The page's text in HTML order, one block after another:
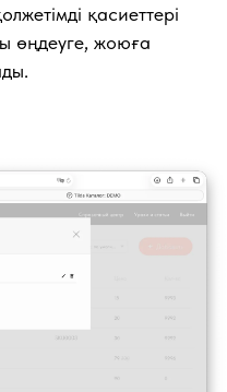
қасиеттері
өңдеуге, жоюға